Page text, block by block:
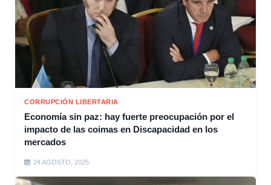
CORRUPCIÓN LIBERTARIA
Economía sin paz: hay fuerte preocupación por el
impacto de las coimas en Discapacidad en los
mercados
24 AGOSTO, 2025